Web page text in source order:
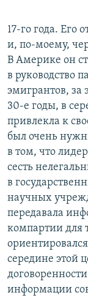
17-го года. Его
и, по-моему,
В Америке он
в руководство
эмигрантов, за
30-е годы, в
привлекла к
был очень
в том, что
сесть
в
научных
передавала
компартии для
середине этой
информации